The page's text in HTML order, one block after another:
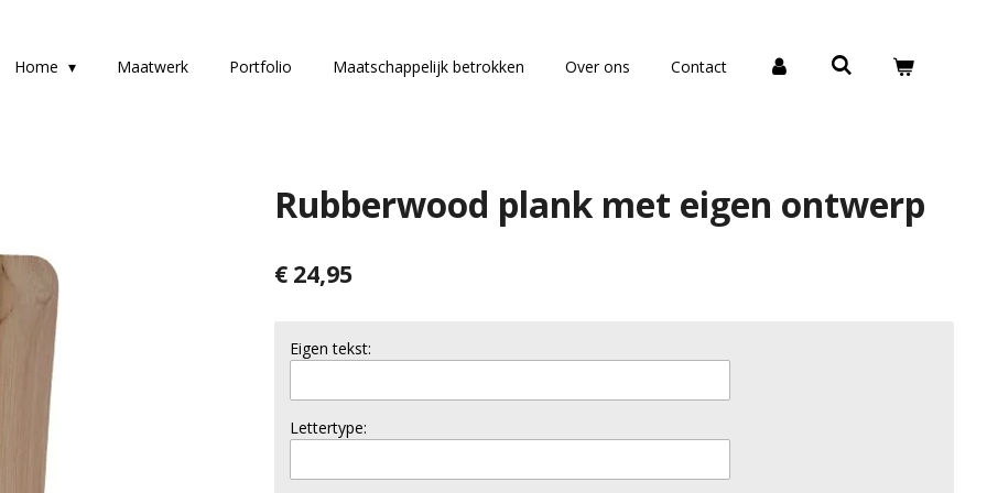
Home Maatwerk Portfolio Maatschappelijk betrokken Over ons Contact
Rubberwood plank met eigen ontwerp
€ 24,95
Eigen tekst:
Lettertype: